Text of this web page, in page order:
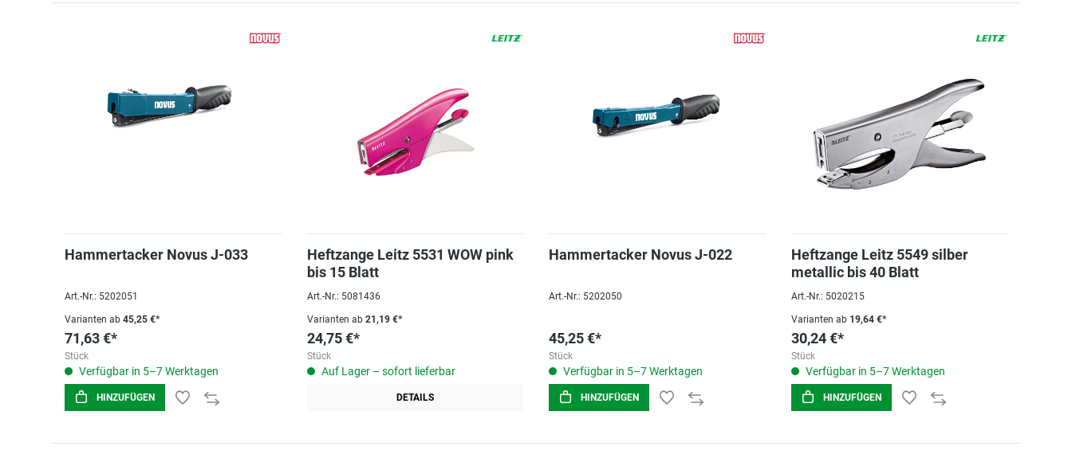
Hammertacker Novus J-033
Art.-Nr.: 5202051
Varianten ab 45,25 €*
71,63 €*
Stück
Verfügbar in 5–7 Werktagen
HINZUFÜGEN
Heftzange Leitz 5531 WOW pink
bis 15 Blatt
Art.-Nr.: 5081436
Varianten ab21,19 €*
24,75 €*
Stück
Auf Lager – sofort lieferbar
DETAILS
Hammertacker Novus J-022
Art.-Nr.: 5202050
45,25 €*
Stück
Verfügbar in 5–7 Werktagen
HINZUFÜGEN
Heftzange Leitz 5549 silber
metallic bis 40 Blatt
Art.-Nr.: 5020215
Varianten ab19,64 €*
30,24 €*
Stück
Verfügbar in 5–7 Werktagen
HINZUFÜGEN